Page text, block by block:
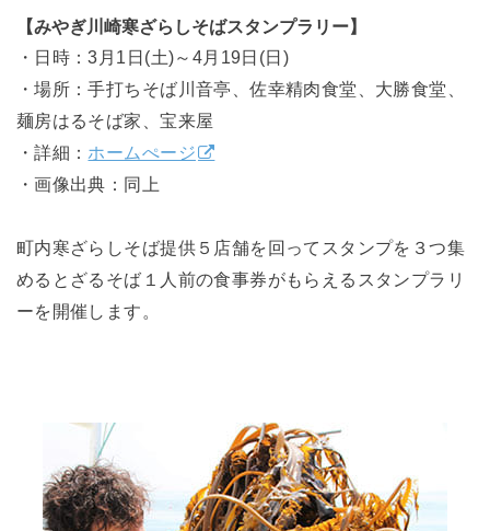
【みやぎ川崎寒ざらしそばスタンプラリー】
・日時：3月1日(土)～4月19日(日)
・場所：手打ちそば川音亭、佐幸精肉食堂、大勝食堂、
麺房はるそば家、宝来屋
・詳細： ホームぺージ
・画像出典：同上
町内寒ざらしそば提供５店舗を回ってスタンプを３つ集
めるとざるそば１人前の食事券がもらえるスタンプラリ
ーを開催します。